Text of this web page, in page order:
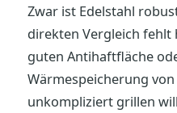
Zwar ist Edelstahl
direkten Vergleich
guten Antihaftfläche
Wärmespeicherung
unkompliziert grillen